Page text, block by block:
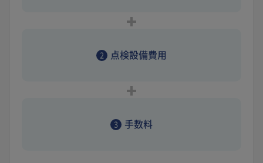
2 点検設備費用
3 手数料